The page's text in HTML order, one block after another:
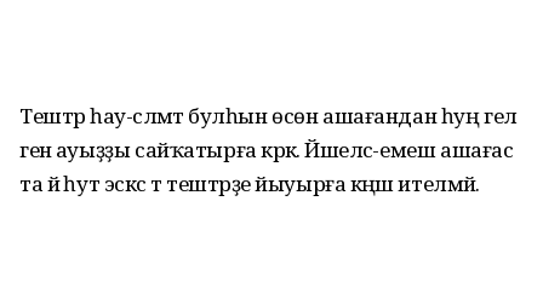
Тештәр һау-сәләмәт булһын өсөн ашағандан һуң гел
генә ауыҙҙы сай­ҡатырға кәрәк. Йәшелсә-емеш ашағас
та йә һут эскәс тә тештәрҙе йыуырға кәңәш ителмәй.